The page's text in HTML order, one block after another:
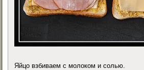
Яйцо взбиваем с молоком и солью.